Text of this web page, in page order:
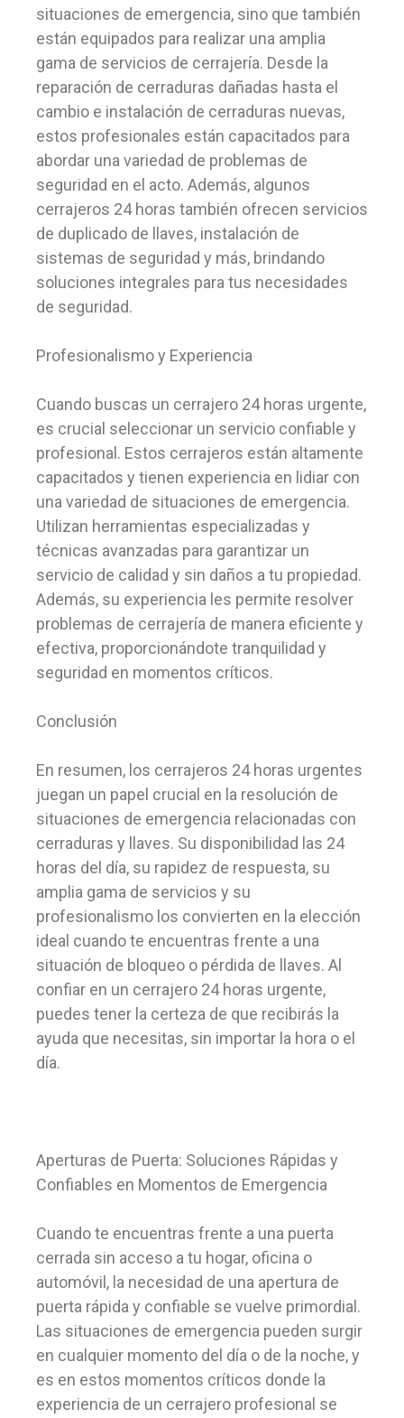
situaciones de emergencia, sino que también
están equipados para realizar una amplia
gama de servicios de cerrajería. Desde la
reparación de cerraduras dañadas hasta el
cambio e instalación de cerraduras nuevas,
estos profesionales están capacitados para
abordar una variedad de problemas de
seguridad en el acto. Además, algunos
cerrajeros 24 horas también ofrecen servicios
de duplicado de llaves, instalación de
sistemas de seguridad y más, brindando
soluciones integrales para tus necesidades
de seguridad.
Profesionalismo y Experiencia
Cuando buscas un cerrajero 24 horas urgente,
es crucial seleccionar un servicio confiable y
profesional. Estos cerrajeros están altamente
capacitados y tienen experiencia en lidiar con
una variedad de situaciones de emergencia.
Utilizan herramientas especializadas y
técnicas avanzadas para garantizar un
servicio de calidad y sin daños a tu propiedad.
Además, su experiencia les permite resolver
problemas de cerrajería de manera eficiente y
efectiva, proporcionándote tranquilidad y
seguridad en momentos críticos.
Conclusión
En resumen, los cerrajeros 24 horas urgentes
juegan un papel crucial en la resolución de
situaciones de emergencia relacionadas con
cerraduras y llaves. Su disponibilidad las 24
horas del día, su rapidez de respuesta, su
amplia gama de servicios y su
profesionalismo los convierten en la elección
ideal cuando te encuentras frente a una
situación de bloqueo o pérdida de llaves. Al
confiar en un cerrajero 24 horas urgente,
puedes tener la certeza de que recibirás la
ayuda que necesitas, sin importar la hora o el
día.
Aperturas de Puerta: Soluciones Rápidas y
Confiables en Momentos de Emergencia
Cuando te encuentras frente a una puerta
cerrada sin acceso a tu hogar, oficina o
automóvil, la necesidad de una apertura de
puerta rápida y confiable se vuelve primordial.
Las situaciones de emergencia pueden surgir
en cualquier momento del día o de la noche, y
es en estos momentos críticos donde la
experiencia de un cerrajero profesional se